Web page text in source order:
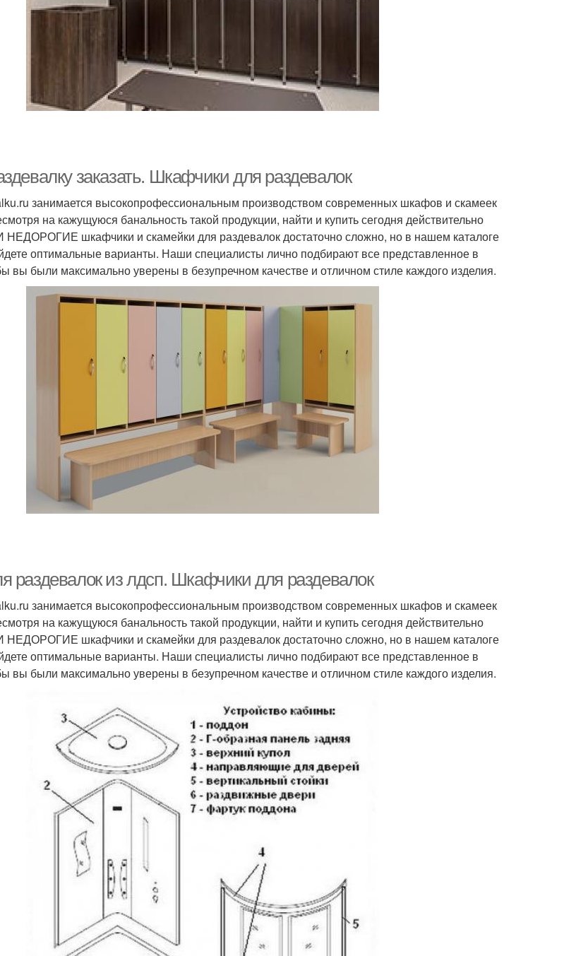
заказать. Шкафчики для раздевалок
занимается высокопрофессиональным производством современных шкафов и скамеек
на кажущуюся банальность такой продукции, найти и купить сегодня действительно
шкафчики и скамейки для раздевалок достаточно сложно, но в нашем каталоге
оптимальные варианты. Наши специалисты лично подбирают все представленное в
вы были максимально уверены в безупречном качестве и отличном стиле каждого изделия.
раздевалок из лдсп. Шкафчики для раздевалок
занимается высокопрофессиональным производством современных шкафов и скамеек
на кажущуюся банальность такой продукции, найти и купить сегодня действительно
шкафчики и скамейки для раздевалок достаточно сложно, но в нашем каталоге
оптимальные варианты. Наши специалисты лично подбирают все представленное в
вы были максимально уверены в безупречном качестве и отличном стиле каждого изделия.